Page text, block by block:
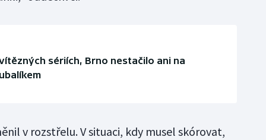
sériích, Brno nestačilo ani na
v rozstřelu. V situaci, kdy musel skórovat,